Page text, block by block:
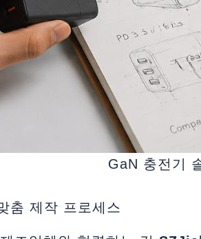
GaN 충전기
춤 제작 프로세스